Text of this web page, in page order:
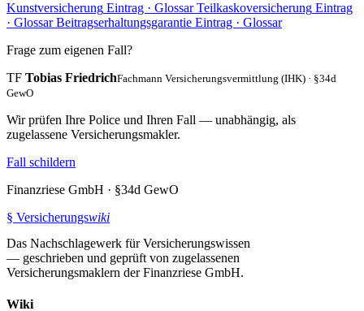
Kunstversicherung Eintrag · Glossar Teilkaskoversicherung Eintrag
· Glossar Beitragserhaltungsgarantie Eintrag · Glossar
Frage zum eigenen Fall?
TF Tobias FriedrichFachmann Versicherungsvermittlung (IHK) · §34d
GewO
Wir prüfen Ihre Police und Ihren Fall — unabhängig, als
zugelassene Versicherungsmakler.
Fall schildern
Finanzriese GmbH · §34d GewO
§ Versicherungswiki
Das Nachschlagewerk für Versicherungswissen
— geschrieben und geprüft von zugelassenen
Versicherungsmaklern der Finanzriese GmbH.
Wiki